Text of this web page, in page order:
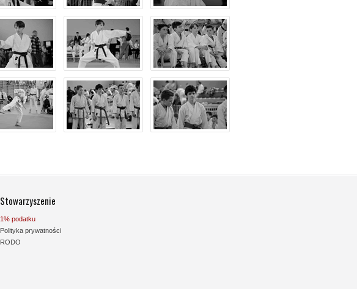
Stowarzyszenie
1% podatku
Polityka prywatności
RODO